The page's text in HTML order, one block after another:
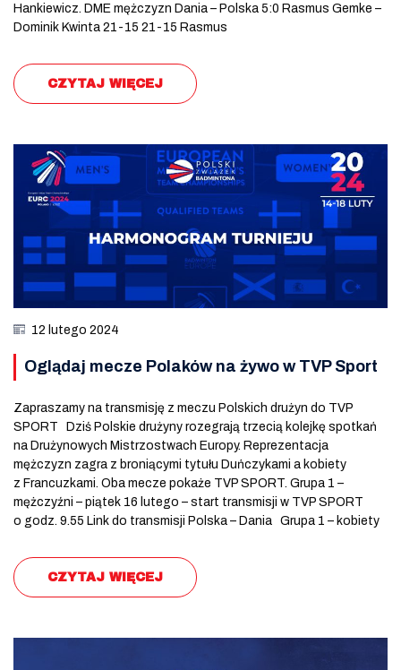
Hankiewicz. DME mężczyzn Dania – Polska 5:0 Rasmus Gemke –
Dominik Kwinta 21-15 21-15 Rasmus
CZYTAJ WIĘCEJ
12 lutego 2024
Oglądaj mecze Polaków na żywo w TVP Sport
Zapraszamy na transmisję z meczu Polskich drużyn do TVP
SPORT Dziś Polskie drużyny rozegrają trzecią kolejkę spotkań
na Drużynowych Mistrzostwach Europy. Reprezentacja
mężczyzn zagra z broniącymi tytułu Duńczykami a kobiety
z Francuzkami. Oba mecze pokaże TVP SPORT. Grupa 1 –
mężczyźni – piątek 16 lutego – start transmisji w TVP SPORT
o godz. 9.55 Link do transmisji Polska – Dania Grupa 1 – kobiety
CZYTAJ WIĘCEJ